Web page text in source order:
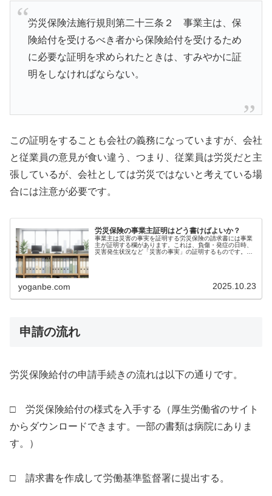
労災保険法施行規則第二十三条２ 事業主は、保
険給付を受けるべき者から保険給付を受けるため
に必要な証明を求められたときは、すみやかに証
明をしなければならない。
この証明をすることも会社の義務になっていますが、会社
と従業員の意見が食い違う、つまり、従業員は労災だと主
張しているが、会社としては労災ではないと考えている場
合には注意が必要です。
労災保険の事業主証明はどう書けばよいか？
事業主は災害の事実を証明する労災保険の請求書には事業
主が証明する欄があります。これは、負傷・発症の日時、
災害発生状況など「災害の事実」の証明するものです。ほ
yoganbe.com 2025.10.23
申請の流れ
労災保険給付の申請手続きの流れは以下の通りです。
□ 労災保険給付の様式を入手する（厚生労働省のサイト
からダウンロードできます。一部の書類は病院にありま
す。）
□ 請求書を作成して労働基準監督署に提出する。